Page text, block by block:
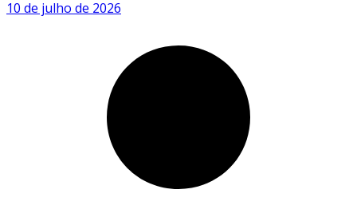
10 de julho de 2026